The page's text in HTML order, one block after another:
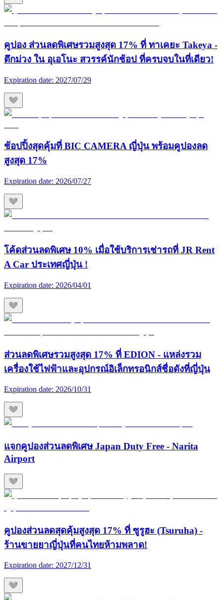
คูปอง ส่วนลดพิเศษรวมสูงสุด 17% ที่ ทาเคยะ Takeya -
ตึกม่วง ใน อุเอโนะ สวรรค์นักช้อป ที่ครบจบในที่เดียว!
Expiration date: 2027/07/29
ช้อปปิ้งสุดคุ้มที่ BIC CAMERA ญี่ปุ่น พร้อมคูปองลด
สูงสุด 17%
Expiration date: 2026/07/27
โค้ดส่วนลดพิเศษ 10% เมื่อใช้บริการเช่ารถที่ JR Rent
A Car ประเทศญี่ปุ่น !
Expiration date: 2026/04/01
ส่วนลดพิเศษรวมสูงสุด 17% ที่ EDION - แหล่งรวม
เครื่องใช้ไฟฟ้าและอุปกรณ์อิเล็กทรอนิกส์ชื่อดังที่ญี่ปุ่น
Expiration date: 2026/10/31
แจกคูปองส่วนลดพิเศษ Japan Duty Free - Narita
Airport
คูปองส่วนลดสุดคุ้มสูงสุด 17% ที่ ซูรูฮะ (Tsuruha) -
ร้านขายยาญี่ปุ่นที่คนไทยห้ามพลาด!
Expiration date: 2027/12/31